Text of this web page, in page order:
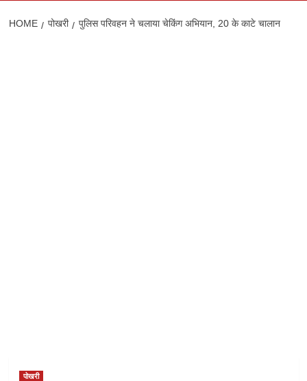
HOME पोखरी पुलिस परिवहन ने चलाया चेकिंग अभियान, 20 के काटे चालान
पोखरी